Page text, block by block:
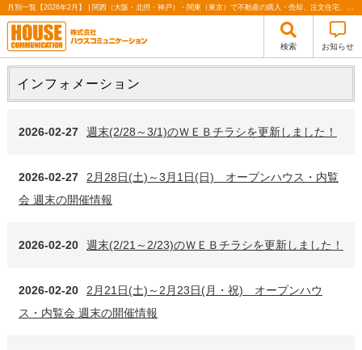
月別一覧【2026年2月】 | 関西（大阪・北摂・神戸）・関東（東京）で不動産の購入・売却、注文住宅、リノベーションの事なら株式会社ハウスコミュニケーション
検索 お知らせ
インフォメーション
2026-02-27 週末(2/28～3/1)のＷＥＢチラシを更新しました！
2026-02-27
2月28日(土)～3月1日(日) オープンハウス・内覧
会 週末の開催情報
2026-02-20 週末(2/21～2/23)のＷＥＢチラシを更新しました！
2026-02-20
2月21日(土)～2月23日(月・祝) オープンハウ
ス・内覧会 週末の開催情報